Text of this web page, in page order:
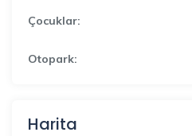
Çocuklar:
Otopark:
Harita